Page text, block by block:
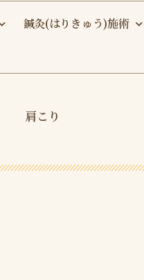
鍼灸(はりきゅう)施術
肩こり